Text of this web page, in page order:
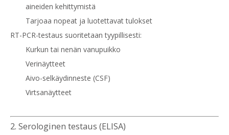
aineiden kehittymistä
Tarjoaa nopeat ja luotettavat tulokset
RT-PCR-testaus suoritetaan tyypillisesti:
Kurkun tai nenän vanupuikko
Verinäytteet
Aivo-selkäydinneste (CSF)
Virtsanäytteet
2. Serologinen testaus (ELISA)